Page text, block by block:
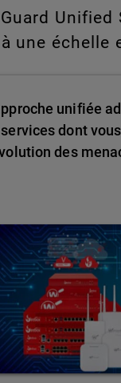
Unified
une
unifiée
dont
des